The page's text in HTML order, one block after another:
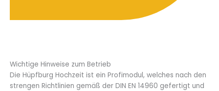
Wichtige Hinweise zum Betrieb
Die Hüpfburg Hochzeit ist ein Profimodul, welches nach den
strengen Richtlinien gemäß der DIN EN 14960 gefertigt und